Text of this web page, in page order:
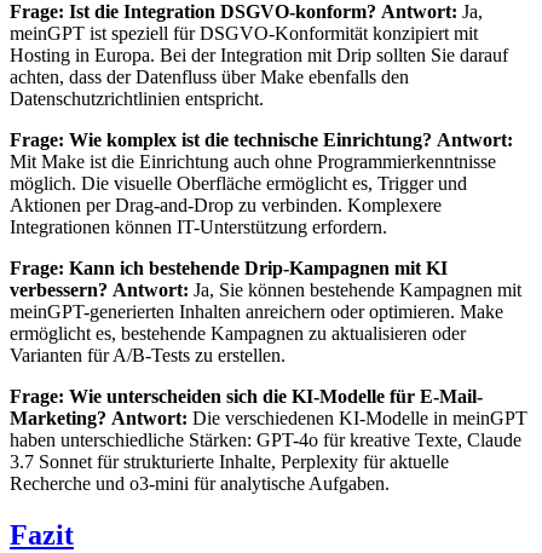
Frage: Ist die Integration DSGVO-konform? Antwort: Ja,
meinGPT ist speziell für DSGVO-Konformität konzipiert mit
Hosting in Europa. Bei der Integration mit Drip sollten Sie darauf
achten, dass der Datenfluss über Make ebenfalls den
Datenschutzrichtlinien entspricht.
Frage: Wie komplex ist die technische Einrichtung? Antwort:
Mit Make ist die Einrichtung auch ohne Programmierkenntnisse
möglich. Die visuelle Oberfläche ermöglicht es, Trigger und
Aktionen per Drag-and-Drop zu verbinden. Komplexere
Integrationen können IT-Unterstützung erfordern.
Frage: Kann ich bestehende Drip-Kampagnen mit KI
verbessern? Antwort: Ja, Sie können bestehende Kampagnen mit
meinGPT-generierten Inhalten anreichern oder optimieren. Make
ermöglicht es, bestehende Kampagnen zu aktualisieren oder
Varianten für A/B-Tests zu erstellen.
Frage: Wie unterscheiden sich die KI-Modelle für E-Mail-
Marketing? Antwort: Die verschiedenen KI-Modelle in meinGPT
haben unterschiedliche Stärken: GPT-4o für kreative Texte, Claude
3.7 Sonnet für strukturierte Inhalte, Perplexity für aktuelle
Recherche und o3-mini für analytische Aufgaben.
Fazit